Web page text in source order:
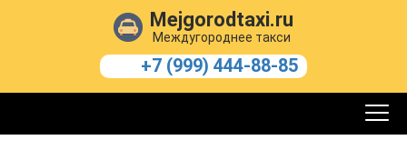
Mejgorodtaxi.ru
Междугороднее такси
+7 (999) 444-88-85